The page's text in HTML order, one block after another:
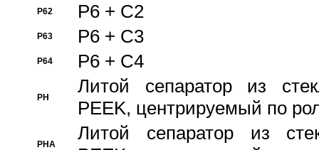
P62 P6 + C2
P63 P6 + C3
P64 P6 + C4
PH
Литой сепаратор из
PEEK, центрируемый по
PHA
Литой сепаратор из